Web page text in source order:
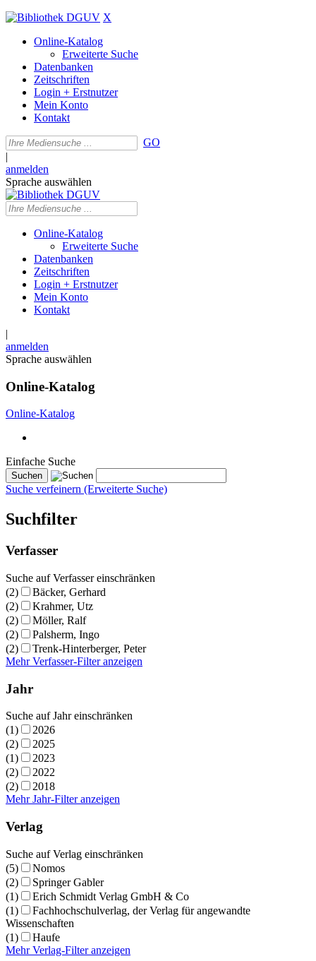
X
Online-Katalog
Erweiterte Suche
Datenbanken
Zeitschriften
Login + Erstnutzer
Mein Konto
Kontakt
GO
|
anmelden
Sprache auswählen
Online-Katalog
Erweiterte Suche
Datenbanken
Zeitschriften
Login + Erstnutzer
Mein Konto
Kontakt
|
anmelden
Sprache auswählen
Online-Katalog
Online-Katalog
Einfache Suche
Suche verfeinern (Erweiterte Suche)
Suchfilter
Verfasser
Suche auf Verfasser einschränken
(2)
Bäcker, Gerhard
(2)
Krahmer, Utz
(2)
Möller, Ralf
(2)
Palsherm, Ingo
(2)
Trenk-Hinterberger, Peter
Mehr Verfasser-Filter anzeigen
Jahr
Suche auf Jahr einschränken
(1)
2026
(2)
2025
(1)
2023
(2)
2022
(2)
2018
Mehr Jahr-Filter anzeigen
Verlag
Suche auf Verlag einschränken
(5)
Nomos
(2)
Springer Gabler
(1)
Erich Schmidt Verlag GmbH & Co
(1)
Fachhochschulverlag, der Verlag für angewandte
Wissenschaften
(1)
Haufe
Mehr Verlag-Filter anzeigen